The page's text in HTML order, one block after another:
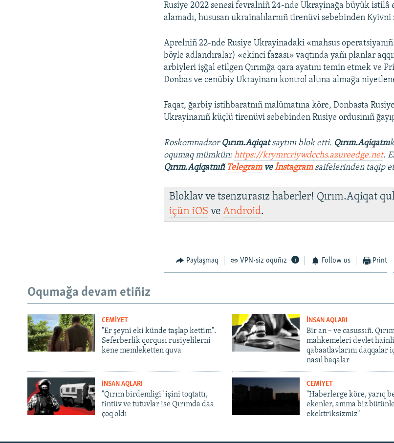
Русский
Rusiye 2022 senesi fevralniñ 24-nde Ukrayinağa büyük istilâ
alamadı, hususan ukrainalılarnıñ tirenüvi sebebinden Kyivni
Aprelniñ 22-nde Rusiye Ukrayinadaki «mahsus
böyle adlandıralar) «ekinci fazası» vaqtında yañı planlar
arbiyleri işğal etilgen Qırımğa qara ayatını temin etmek ve
Donbas ve cenübiy Ukrayinanı kontrol altına almağa
Faqat, ğarbiy istihbaratnıñ malümatına köre, Donbasta
Ukrayinanıñ küçlü tirenüvi sebebinden Rusiye ordusınıñ
Roskomnadzor Qırım.Aqiqatsaytını blok etti. Qırım.Aqiqatnı
oqumaq mümkün:https://krymrcriywdcchs.azureedge.net.
Qırım.AqiqatnıñTelegramveİnstagram saifelerinden taqip
Bloklav ve tsenzurasız haberler! Qırım.Aqiqat
içüniOS veAndroid.
Paylaşmaq VPN-siz oquñız Follow us Print
Oqumağa devam etiñiz
CEMİYET
"Er şeyni eki künde taşlap kettim".
Seferberlik qorqusı rusiyelilerni
kene memleketten quva
İNSAN AQLARI
Bir an – ve casussıñ.
mahkemeleri devlet
qabaatlavlarını daqqalar
nasıl baqalar
İNSAN AQLARI
"Qırım birdemligi" işini toqtattı,
tintüv ve tutuvlar ise Qırımda daa
çoq oldı
CEMİYET
"Haberlerge köre, yarıq
ekenler, amma biz
ekektriksizmiz"